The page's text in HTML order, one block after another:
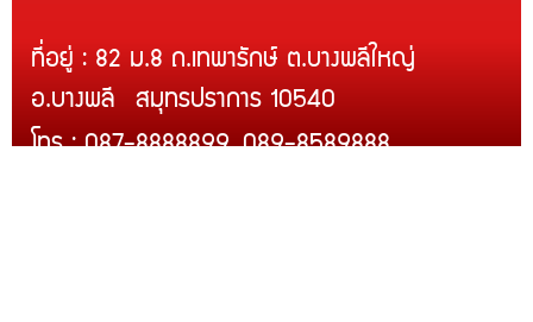
ที่อยู่ : 82 ม.8 ถ.เทพารักษ์ ต.บางพลีใหญ่
อ.บางพลี สมุทรปราการ 10540
โทร : 087-8888899, 089-8589888